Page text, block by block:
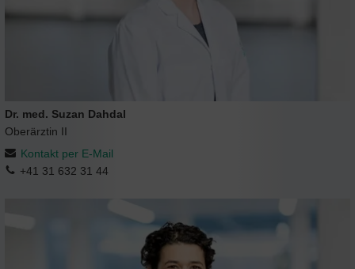
Dr. med. Suzan Dahdal
Oberärztin II
Kontakt per E-Mail
+41 31 632 31 44